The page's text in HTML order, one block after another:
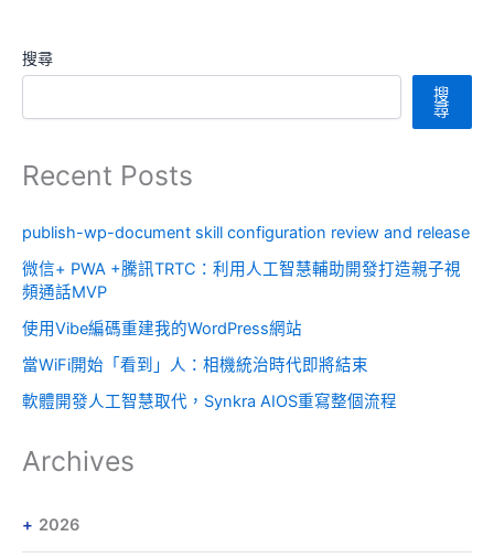
搜尋
搜
尋
Recent Posts
publish-wp-document skill configuration review and release
微信+ PWA +騰訊TRTC：利用人工智慧輔助開發打造親子視
頻通話MVP
使用Vibe編碼重建我的WordPress網站
當WiFi開始「看到」人：相機統治時代即將結束
軟體開發人工智慧取代，Synkra AIOS重寫整個流程
Archives
2026